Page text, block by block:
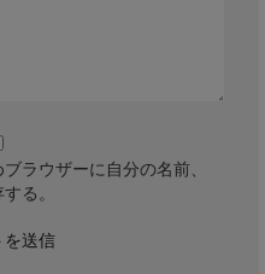
ラウザーに自分の名前、
る。